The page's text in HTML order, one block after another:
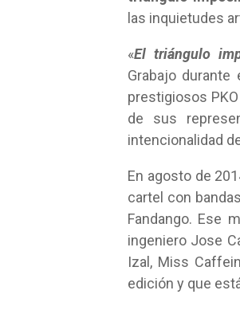
las inquietudes
«El triángulo
Grabajo
prestigiosos
de sus
intencionalidad
En agosto de
cartel con
Fandango. Ese
ingeniero Jose
Izal, Miss
edición y que